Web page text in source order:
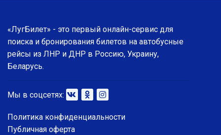
«ЛугБилет» - это первый онлайн-сервис для
поиска и бронирования билетов на автобусные
рейсы из ЛНР и ДНР в Россию, Украину,
Беларусь.
Мы в соцсетях:
Политика конфиденциальности
Публичная оферта